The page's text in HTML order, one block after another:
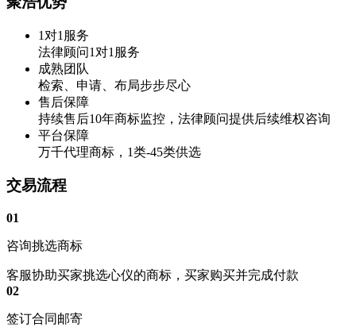
1对1服务
法律顾问1对1服务
成熟团队
检索、申请、布局步步尽心
售后保障
持续售后10年商标监控，法律顾问提供后续维权咨询
平台保障
万千代理商标，1类-45类供选
交易流程
01
咨询挑选商标
客服协助买家挑选心仪的商标，买家购买并完成付款
02
签订合同邮寄